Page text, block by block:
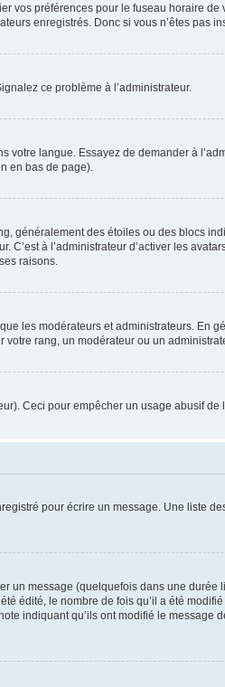
préférences pour le fuseau horaire
enregistrés. Donc si vous n’êtes pas
ce problème à l’administrateur.
langue. Essayez de demander à
en bas de page).
généralement des étoiles ou des blocs
à l’administrateur d’activer les
raisons.
les modérateurs et administrateurs. En
rang, un modérateur ou un
Ceci pour empêcher un usage abusif de
pour écrire un message. Une liste
un message (quelquefois dans une
édité, le nombre de fois qu’il a été
indiquant qu’ils ont modifié le message